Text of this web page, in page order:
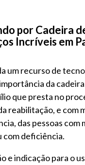
por Cadeira
Incríveis em
um recurso de
da
que presta no
reabilitação, e com
das pessoas com
com deficiência.
e indicação para o